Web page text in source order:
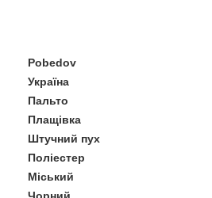
Pobedov
Україна
Пальто
Плащівка
Штучний пух
Поліестер
Міський